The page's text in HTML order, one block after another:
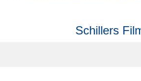
Schillers